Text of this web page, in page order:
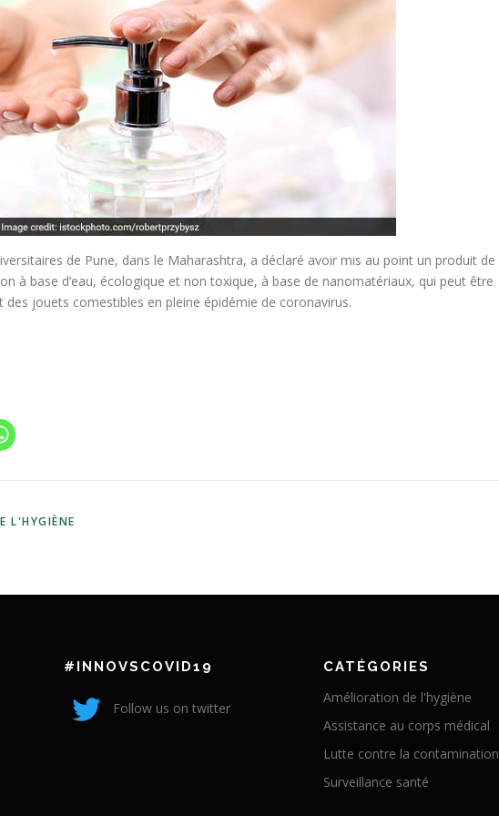
de Pune, dans le Maharashtra, a déclaré avoir mis au point un produit de
à base d’eau, écologique et non toxique, à base de nanomatériaux, qui peut être
jouets comestibles en pleine épidémie de coronavirus.
L'HYGIÈNE
#INNOVSCOVID19
Follow us on twitter
CATÉGORIES
Amélioration de l'hygiène
Assistance au corps médical
Lutte contre la contamination
Surveillance santé